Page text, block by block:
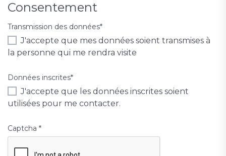
Consentement
Transmission des données*
J'accepte que mes données soient transmises à
la personne qui me rendra visite
Données inscrites*
J'accepte que les données inscrites soient
utilisées pour me contacter.
Captcha *